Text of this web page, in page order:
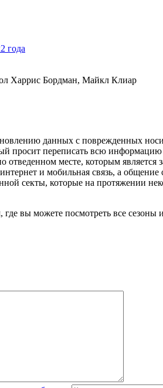
года
Харрис Бордман, Майкл Клиар
данных с поврежденных
просит переписать всю
отведенном месте, которым
интернет и мобильная связь, а
секты, которые на протяжении
где вы можете посмотреть все